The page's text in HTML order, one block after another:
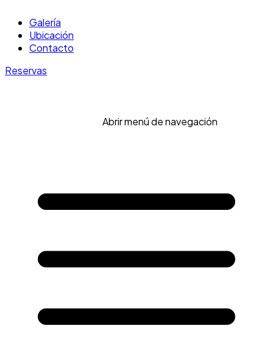
Galería
Ubicación
Contacto
Reservas
Abrir menú de navegación